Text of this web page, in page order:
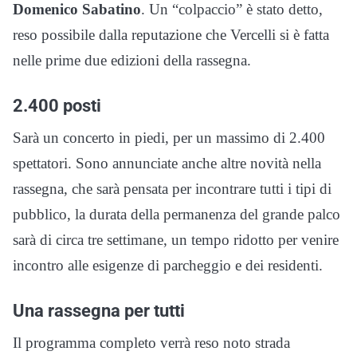
Domenico Sabatino. Un “colpaccio” è stato detto,
reso possibile dalla reputazione che Vercelli si è fatta
nelle prime due edizioni della rassegna.
2.400 posti
Sarà un concerto in piedi, per un massimo di 2.400
spettatori. Sono annunciate anche altre novità nella
rassegna, che sarà pensata per incontrare tutti i tipi di
pubblico, la durata della permanenza del grande palco
sarà di circa tre settimane, un tempo ridotto per venire
incontro alle esigenze di parcheggio e dei residenti.
Una rassegna per tutti
Il programma completo verrà reso noto strada